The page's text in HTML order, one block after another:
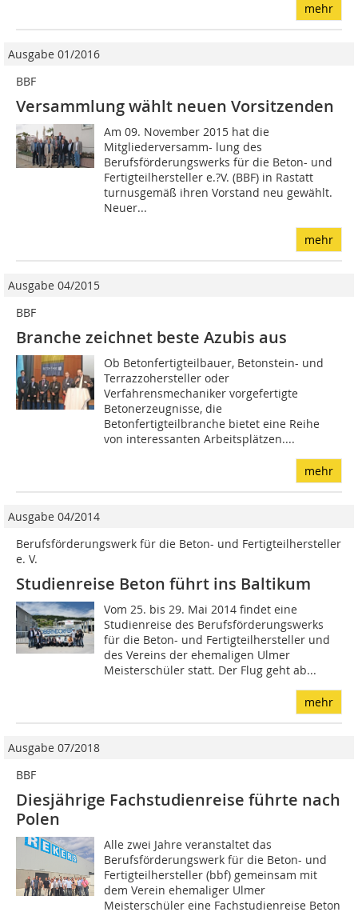
mehr
Ausgabe 01/2016
BBF
Versammlung wählt neuen Vorsitzenden
Am 09. November 2015 hat die
Mitgliederversamm- lung des
Berufsförderungswerks für die Beton- und
Fertigteilhersteller e.?V. (BBF) in Rastatt
turnusgemäß ihren Vorstand neu gewählt.
Neuer...
mehr
Ausgabe 04/2015
BBF
Branche zeichnet ­beste Azubis aus
Ob Betonfertigteilbauer, Betonstein- und
Terrazzohersteller oder
Verfahrensmechaniker vorgefertigte
Betonerzeugnisse, die
Betonfertigteilbranche bietet eine Reihe
von interessanten Arbeitsplätzen....
mehr
Ausgabe 04/2014
Berufsförderungswerk für die Beton- und Fertigteilhersteller
e. V.
Studienreise Beton führt ins Baltikum
Vom 25. bis 29. Mai 2014 findet eine
Studienreise des Berufsförderungswerks
für die Beton- und Fertigteilhersteller und
des Vereins der ehemaligen Ulmer
Meisterschüler statt. Der Flug geht ab...
mehr
Ausgabe 07/2018
BBF
Diesjährige Fachstudienreise führte nach
Polen
Alle zwei Jahre veranstaltet das
Berufsförderungswerk für die Beton- und
Fertigteilhersteller (bbf) gemeinsam mit
dem Verein ehemaliger Ulmer
Meisterschüler eine Fachstudienreise Beton